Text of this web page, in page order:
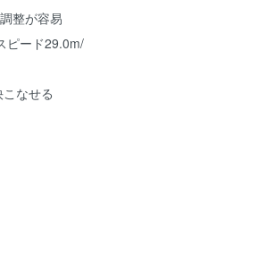
整が容易
ピード29.0m/
なせる